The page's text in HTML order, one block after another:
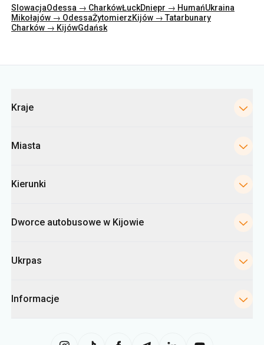
SlowacjaOdessa → CharkówŁuckDniepr → HumańUkraina
Mikołajów → OdessaŻytomierzKijów → Tatarbunary
Charków → KijówGdańsk
Kraje
Miasta
Kierunki
Dworce autobusowe w Kijowie
Ukrpas
Informacje